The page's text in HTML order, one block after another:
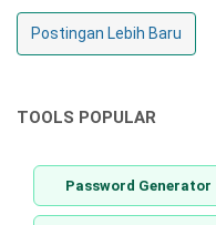
Postingan Lebih Baru
TOOLS POPULAR
Password Generator